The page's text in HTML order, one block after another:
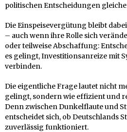
politischen Entscheidungen
Die Einspeisevergütung bleibt
– auch wenn ihre Rolle sich
oder teilweise Abschaffung:
es gelingt, Investitionsanreize mit
verbinden.
Die eigentliche Frage lautet nicht
gelingt, sondern wie effizient und
Denn zwischen Dunkelflaute und
entscheidet sich, ob Deutschlands
zuverlässig funktioniert.